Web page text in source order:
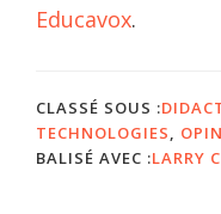
Educavox.
CLASSÉ SOUS :
TECHNOLOGIES
BALISÉ AVEC :LARRY